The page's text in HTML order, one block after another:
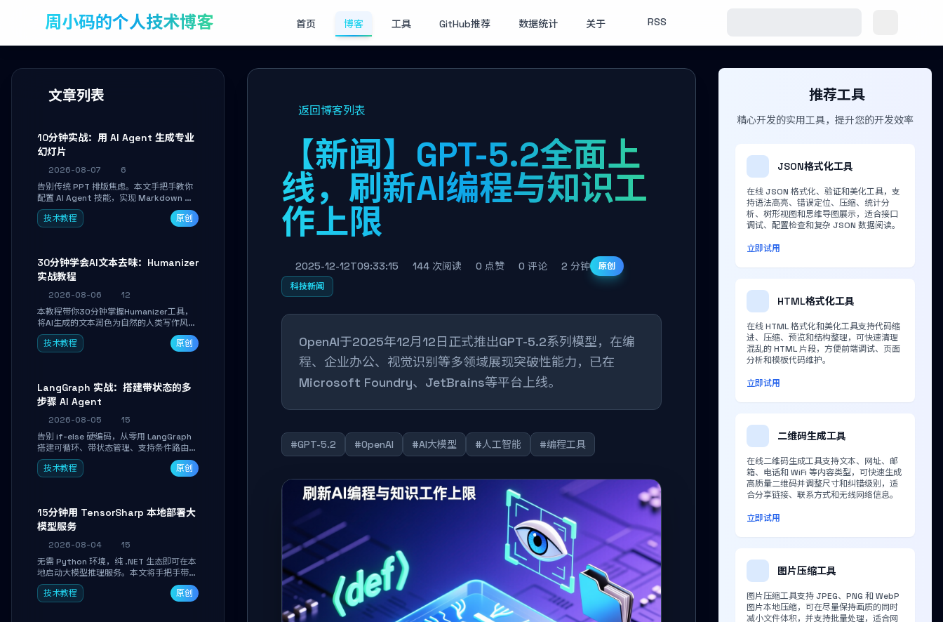
周小码的个人技术博客 首页 博客 工具 GitHub推荐 数据统计 关于 RSS
文章列表
10分钟实战：用 AI Agent 生成专业
幻灯片
2026-08-07
6
告别传统 PPT 排版焦虑。本文手把手教你
配置 AI Agent 技能，实现 Markdown 内
容自动转为带高级排版、AI 配图与 WebGL
运行时的 HTML 幻灯片。只需专注内容，
技术教程 原创
30分钟学会AI文本去味：Humanizer
实战教程
2026-08-06
12
本教程带你30分钟掌握Humanizer工具，
将AI生成的文本润色为自然的人类写作风
格。通过安装配置、实战示例和语音校准，
让你的内容告别AI痕迹，匹配个人写作习
技术教程 原创
LangGraph 实战：搭建带状态的多
步骤 AI Agent
2026-08-05
15
告别 if-else 硬编码，从零用 LangGraph
搭建可循环、带状态管理、支持条件路由的
多步骤 AI 代理。学完能独立编写包含自动
决策、工具调用和持久化状态的复杂工作
技术教程 原创
15分钟用 TensorSharp 本地部署大
模型服务
2026-08-04
15
无需 Python 环境，纯 .NET 生态即可在本
地启动大模型推理服务。本文将手把手带你
下载模型、配置 GPU 加速、启动 OpenAI
兼容 API，并在 C# 业务代码中无缝调用。
技术教程 原创
返回博客列表
【新闻】GPT-5.2全面上
线，刷新AI编程与知识工
作上限
2025-12-12T09:33:15 144 次阅读 0 点赞 0 评论 2 分钟
原创
科技新闻
OpenAI于2025年12月12日正式推出GPT-5.2系列模型，在编
程、企业办公、视觉识别等多领域展现突破性能力，已在
Microsoft Foundry、JetBrains等平台上线。
#GPT-5.2 #OpenAI #AI大模型 #人工智能 #编程工具
推荐工具
精心开发的实用工具，提升您的开发效率
JSON格式化工具
在线 JSON 格式化、验证和美化工具，支
持语法高亮、错误定位、压缩、统计分
析、树形视图和思维导图展示，适合接口
调试、配置检查和复杂 JSON 数据阅读。
立即试用
HTML格式化工具
在线 HTML 格式化和美化工具支持代码缩
进、压缩、预览和结构整理，可快速清理
混乱的 HTML 片段，方便前端调试、页面
分析和模板代码维护。
立即试用
二维码生成工具
在线二维码生成工具支持文本、网址、邮
箱、电话和 WiFi 等内容类型，可快速生成
高质量二维码并调整尺寸和纠错级别，适
合分享链接、联系方式和无线网络信息。
立即试用
图片压缩工具
图片压缩工具支持 JPEG、PNG 和 WebP
图片本地压缩，可在尽量保持画质的同时
减小文件体积，并支持批量处理，适合网